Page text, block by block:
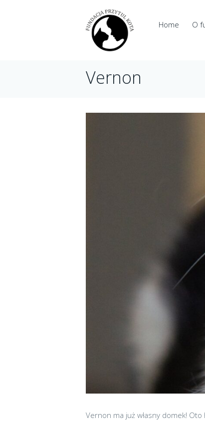
Home O
Vernon
Vernon ma już własny domek!